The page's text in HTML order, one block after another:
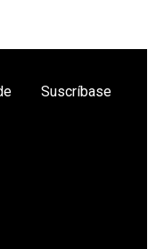
Suscríbase